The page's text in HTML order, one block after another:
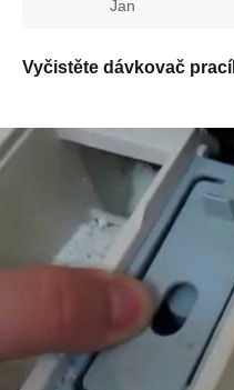
Jan
Vyčistěte dávkovač